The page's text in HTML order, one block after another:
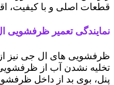
قطعات اصلی و با کیفیت،
نمایندگی تعمیر ظرفشویی
ظرفشویی های ال جی نیز
تخلیه نشدن آب از
پنل، بوی بد از داخل